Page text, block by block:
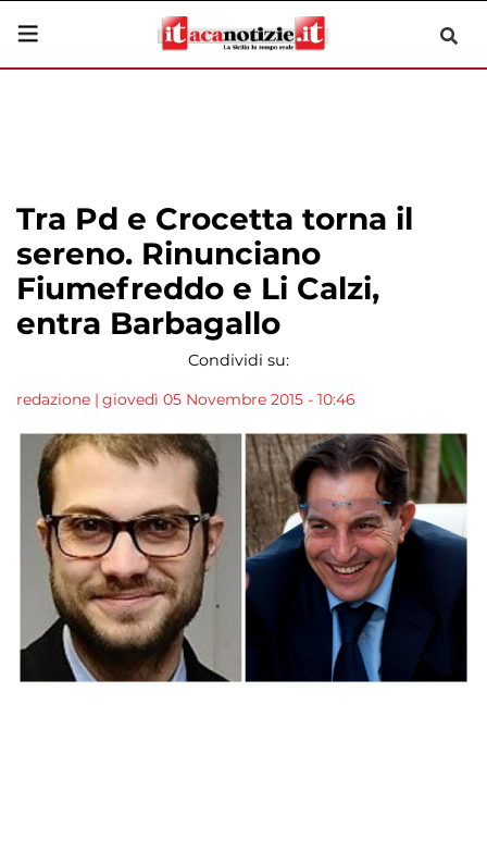
Tra Pd e Crocetta torna il
sereno. Rinunciano
Fiumefreddo e Li Calzi,
entra Barbagallo
Condividi su:
redazione | giovedì 05 Novembre 2015 - 10:46